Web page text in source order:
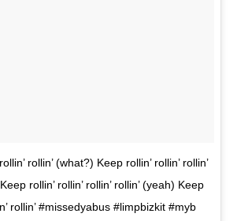
rollin’ (what?) Keep rollin’ rollin’ rollin’
rollin’ rollin’ rollin’ rollin’ (yeah) Keep
rollin’ #missedyabus #limpbizkit #myb